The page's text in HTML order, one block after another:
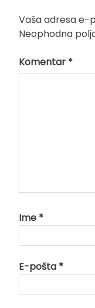
Vaša adresa e-
Neophodna
Komentar *
Ime *
E-pošta *